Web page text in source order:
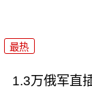
最热
1.3万俄军直